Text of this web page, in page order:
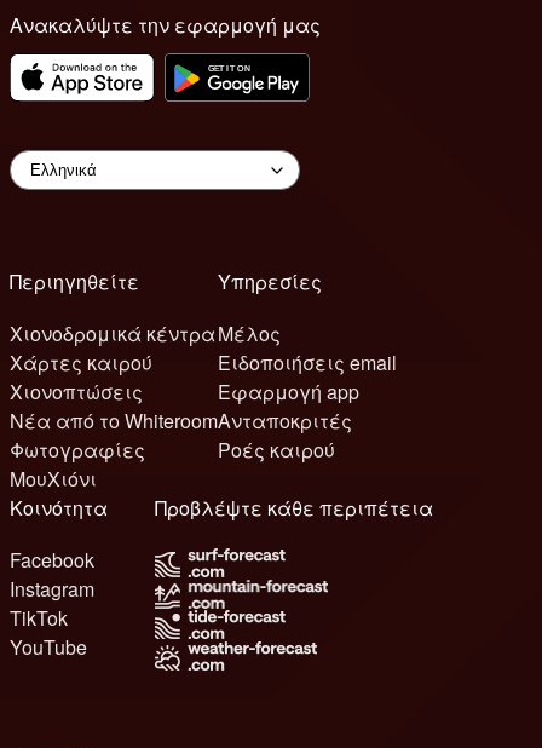
Ανακαλύψτε την εφαρμογή μας
Περιηγηθείτε
Χιονοδρομικά κέντρα
Χάρτες καιρού
Χιονοπτώσεις
Νέα από το Whiteroom
Φωτογραφίες
ΜουΧιόνι
Υπηρεσίες
Μέλος
Ειδοποιήσεις email
Εφαρμογή app
Ανταποκριτές
Ροές καιρού
Κοινότητα
Facebook
Instagram
TikTok
YouTube
Προβλέψτε κάθε περιπέτεια